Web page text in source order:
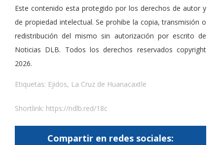
Este contenido esta protegido por los derechos de autor y
de propiedad intelectual. Se prohibe la copia, transmisión o
redistribución del mismo sin autorización por escrito de
Noticias DLB. Todos los derechos reservados copyright
2026.
Etiquetas: Ejidos, La Cruz de Huanacaxtle
Shortlink: https://ndlb.red/18c
Compartir en redes sociales: